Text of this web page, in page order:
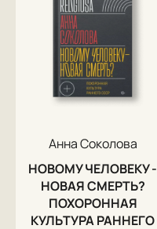
Анна Соколова
НОВОМУ ЧЕЛОВЕКУ -
НОВАЯ СМЕРТЬ?
ПОХОРОННАЯ
КУЛЬТУРА РАННЕГО